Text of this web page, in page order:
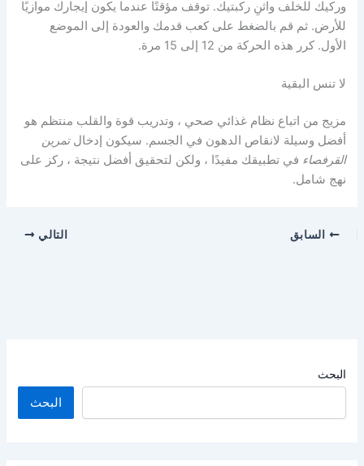
البحث
البحث
وركيك للخلف واثنِ ركبتيك. توقف مؤقتًا عندما يكون إيجارك موازيًا
للأرض. ثم قم بالضغط على كعب قدمك والعودة إلى الموضع
الأول. كرر هذه الحركة من 12 إلى 15 مرة.
لا تنس البقية
مزيج من اتباع نظام غذائي صحي ، وتدريب قوة والقلب منتظم هو
أفضل وسيلة لانقاص الدهون في الجسم. سيكون إدخالتمرين
القرفصاء في تطبيقك مفيدًا ، ولكن لتحقيق أفضل نتيجة ، ركز على
نهج شامل.
السابق التالي